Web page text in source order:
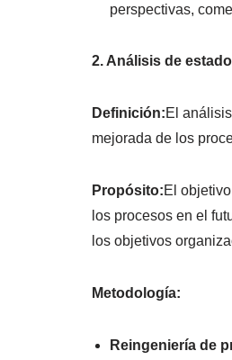
perspectivas,
2. Análisis de
Definición:El
mejorada de los
Propósito:El
los procesos en el
los objetivos
Metodología:
Reingeniería de